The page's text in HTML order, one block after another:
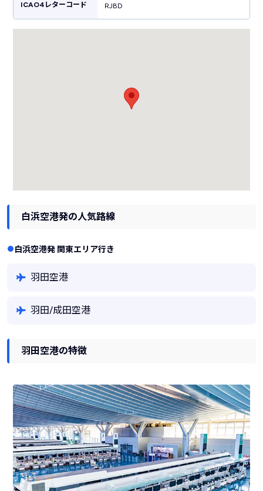
ICAO4レターコード RJBD
白浜空港発の人気路線
白浜空港発 関東エリア行き
羽田空港
羽田/成田空港
羽田空港の特徴